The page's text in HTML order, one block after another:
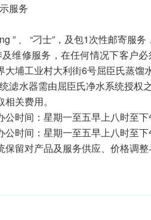
服务
” 、 “刁士”，及包1次性邮寄服
维修服务，在任何情况下客户
大埔工业村大利街6号屈臣氏蒸馏
滤水器需由屈臣氏净水系统授权
关费用。
公时间：星期一至五早上八时至
公时间：星期一至五早上八时至
保留对产品及服务供应、价格调